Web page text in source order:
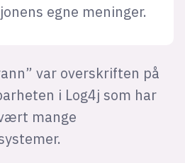
egne meninger.
var overskriften på
i Log4j som har
mange